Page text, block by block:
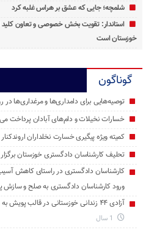
شلمچه؛ جایی که عشق بر هراس غلبه کرد
استاندار: تقویت بخش خصوصی و تعاون
خوزستان است
گوناگون
توصیه‌هایی برای دامداری‌ها و مرغداری‌ها در
خسارات نخیلات و دام‌های آبادان پرداخت
کمیته ویژه پیگیری خسارت نخلداران
تحلیف کارشناسان دادگستری خوزستان
کارشناسان دادگستری در راستای کاهش
ورود کارشناسان دادگستری به صلح و سازش
آزادی ۴۴ زندانی خوزستانی در قالب پویش به عشق امام حسین (ع) می‌بخشم